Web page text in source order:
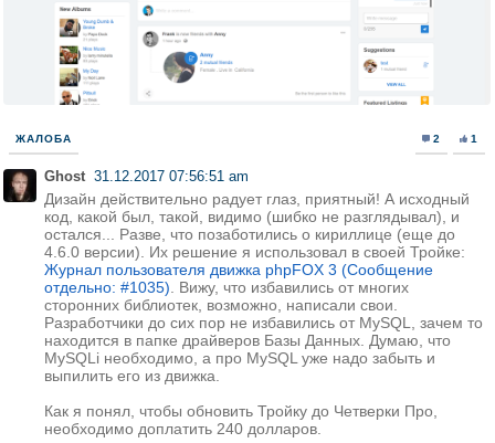
ЖАЛОБА 2 1
Ghost 31.12.2017 07:56:51 am
Дизайн действительно радует глаз, приятный! А исходный
код, какой был, такой, видимо (шибко не разглядывал), и
остался... Разве, что позаботились о кириллице (еще до
4.6.0 версии). Их решение я использовал в своей Тройке:
Журнал пользователя движка phpFOX 3 (Сообщение
отдельно: #1035) . Вижу, что избавились от многих
сторонних библиотек, возможно, написали свои.
Разработчики до сих пор не избавились от MySQL, зачем то
находится в папке драйверов Базы Данных. Думаю, что
MySQLi необходимо, а про MySQL уже надо забыть и
выпилить его из движка.
Как я понял, чтобы обновить Тройку до Четверки Про,
необходимо доплатить 240 долларов.